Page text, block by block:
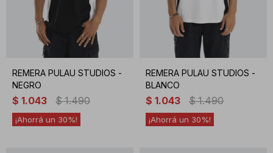
REMERA PULAU STUDIOS -
NEGRO
$ 1.043 $ 1.490
30
REMERA PULAU STUDIOS -
BLANCO
$ 1.043 $ 1.490
30